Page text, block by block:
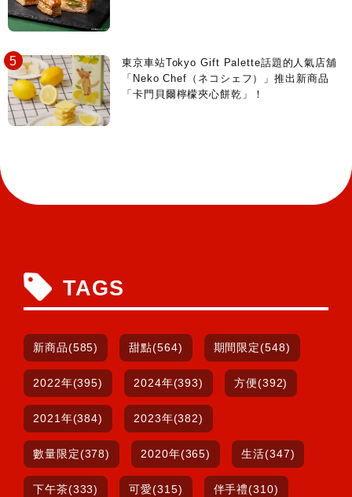
東京車站Tokyo Gift Palette話題的人氣店舖
「Neko Chef（ネコシェフ）」推出新商品
「卡門貝爾檸檬夾心餅乾」！
TAGS
新商品(585) 甜點(564) 期間限定(548)
2022年(395) 2024年(393) 方便(392)
2021年(384) 2023年(382)
數量限定(378) 2020年(365) 生活(347)
下午茶(333) 可愛(315) 伴手禮(310)